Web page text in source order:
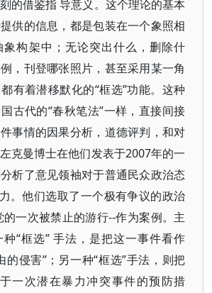
的借鉴指 导意义。这个理论的基本
供的信息，都是包装在一个象照相
构架中；无论突出什么，删除什
，刊登哪张照片，甚至采用某一角
有着潜移默化的“框选”功能。这种
古代的“春秋笔法”一样，直接间接
事情的因果分析，道德评判，和对
克曼博士在他们发表于2007年的一
析了意见领袖对于普通民众政治态
。他们选取了一个极有争议的政治
一次被禁止的游行--作为案例。主
“框选” 手法，是把这一事件看作
的侵害”；另一种“框选”手法，则把
一次潜在暴力冲突事件的预防措